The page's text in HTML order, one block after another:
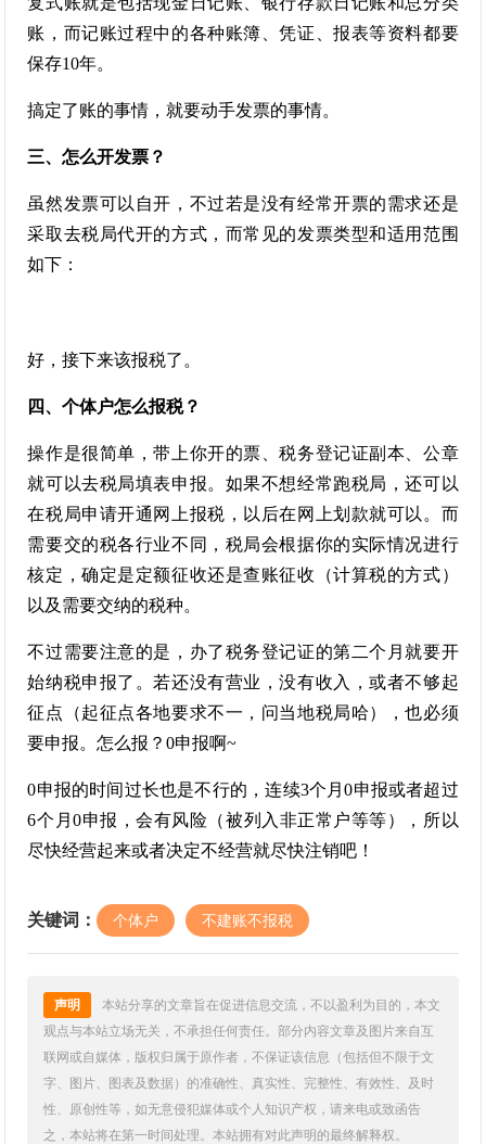
账，而记账过程中的各种账簿、凭证、报表等资料都要
保存10年。
搞定了账的事情，就要动手发票的事情。
三、怎么开发票？
虽然发票可以自开，不过若是没有经常开票的需求还是
采取去税局代开的方式，而常见的发票类型和适用范围
如下：
好，接下来该报税了。
四、个体户怎么报税？
操作是很简单，带上你开的票、税务登记证副本、公章
就可以去税局填表申报。如果不想经常跑税局，还可以
在税局申请开通网上报税，以后在网上划款就可以。而
需要交的税各行业不同，税局会根据你的实际情况进行
核定，确定是定额征收还是查账征收（计算税的方式）
以及需要交纳的税种。
不过需要注意的是，办了税务登记证的第二个月就要开
始纳税申报了。若还没有营业，没有收入，或者不够起
征点（起征点各地要求不一，问当地税局哈），也必须
要申报。怎么报？0申报啊~
0申报的时间过长也是不行的，连续3个月0申报或者超过
6个月0申报，会有风险（被列入非正常户等等），所以
尽快经营起来或者决定不经营就尽快注销吧！
关键词： 个体户 不建账不报税
声明
本站分享的文章旨在促进信息交流，不以盈利为目的，本文
观点与本站立场无关，不承担任何责任。部分内容文章及图片来自互
联网或自媒体，版权归属于原作者，不保证该信息（包括但不限于文
字、图片、图表及数据）的准确性、真实性、完整性、有效性、及时
性、原创性等，如无意侵犯媒体或个人知识产权，请来电或致函告
之，本站将在第一时间处理。本站拥有对此声明的最终解释权。